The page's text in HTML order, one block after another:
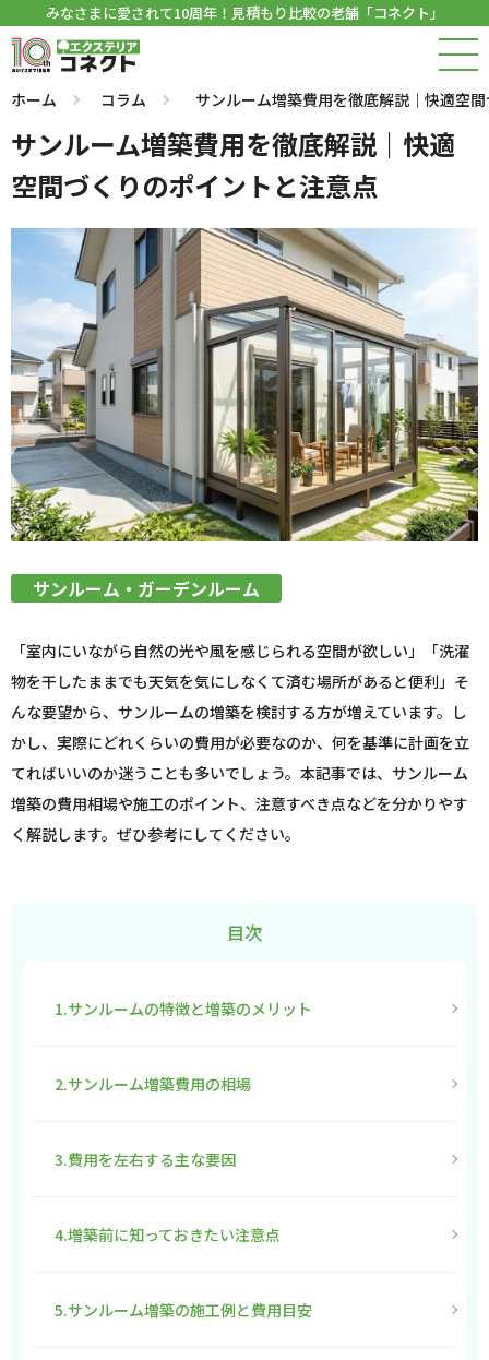
みなさまに愛されて10周年！見積もり比較の老舗「コネクト」
ホーム コラム サンルーム増築費用を徹底解説｜快適空
サンルーム増築費用を徹底解説｜快適
空間づくりのポイントと注意点
サンルーム・ガーデンルーム
「室内にいながら自然の光や風を感じられる空間が欲しい」「洗濯
物を干したままでも天気を気にしなくて済む場所があると便利」そ
んな要望から、サンルームの増築を検討する方が増えています。し
かし、実際にどれくらいの費用が必要なのか、何を基準に計画を立
てればいいのか迷うことも多いでしょう。本記事では、サンルーム
増築の費用相場や施工のポイント、注意すべき点などを分かりやす
く解説します。ぜひ参考にしてください。
目次
1.サンルームの特徴と増築のメリット
2.サンルーム増築費用の相場
3.費用を左右する主な要因
4.増築前に知っておきたい注意点
5.サンルーム増築の施工例と費用目安